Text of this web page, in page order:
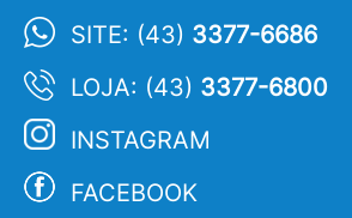
SITE: (43) 3377-6686
LOJA: (43) 3377-6800
INSTAGRAM
FACEBOOK